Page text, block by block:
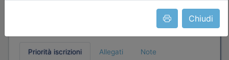
Chiudi
Durata:4 ore
Priorità iscrizioni Allegati
Note